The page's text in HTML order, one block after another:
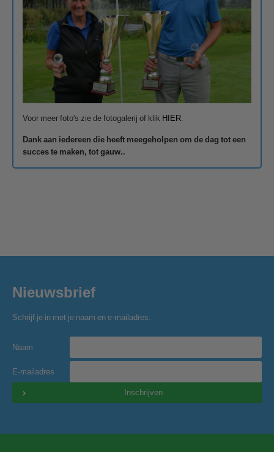
Voor meer foto's zie de fotogalerij of klik HIER
Dank aan iedereen die heeft meegeholpen om de dag tot een
succes te maken, tot gauw..
Nieuwsbrief
Schrijf je in met je naam en e-mailadres.
Naam
E-mailadres
Inschrijven